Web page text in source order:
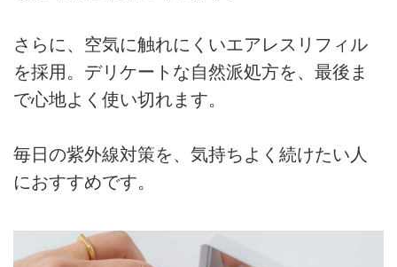
さらに、空気に触れにくいエアレスリフィル
を採用。デリケートな自然派処方を、最後ま
で心地よく使い切れます。
毎日の紫外線対策を、気持ちよく続けたい人
におすすめです。